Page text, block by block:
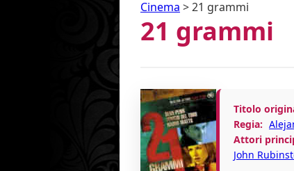
Cinema >21 grammi
21 grammi
Titolo
Regia:
Attori
John